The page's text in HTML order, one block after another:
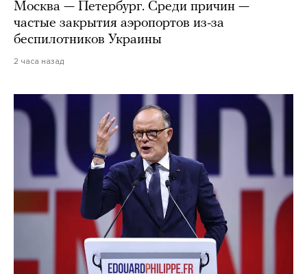
Москва — Петербург. Среди причин —
частые закрытия аэропортов из-за
беспилотников Украины
2 часа назад